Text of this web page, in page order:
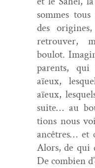
sommes
des
retrou­ver,
boulot.
par­ents,
aïeux,
aïeux,
suite… au
tions nous
ancêtres… et
Alors, de qui
De com­bi­en